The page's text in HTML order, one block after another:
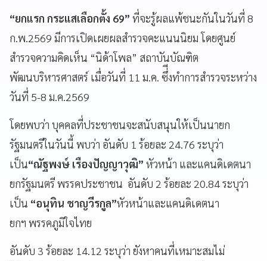
“ยกแรก กระแสเลือกตั้ง 69” ที่จะรู้ผลแพ้ชนะกันในวันที่ 8
ก.พ.2569 มีการเปิดเผยผลสำรวจคะแนนนิยม โดยศูนย์
สำรวจความคิดเห็น “นิด้าโพล” สถาบันบัณฑิต
พัฒนบริหารศาสตร์ เมื่อวันที่ 11 ม.ค. ซึ่ีงทำการสำรวจระหว่าง
วันที่ 5-8 ม.ค.2569
โดยพบว่า บุคคลที่ประชาชนจะสนับสนุนให้เป็นนายก
รัฐมนตรีในวันนี้ พบว่า อันดับ 1 ร้อยละ 24.76 ระบุว่า
เป็น“ณัฐพงษ์ เรืองปัญญาวุฒิ” หัวหน้า และแคนดิเดตนา
ยกรัฐมนตรี พรรคประชาชน อันดับ 2 ร้อยละ 20.84 ระบุว่า
เป็น “อนุทิน ชาญวีรกูล”หัวหน้าและแคนดิเดตนา
ยกฯ พรรคภูมิใจไทย
อันดับ 3 ร้อยละ 14.12 ระบุว่า ยังหาคนที่เหมาะสมไม่